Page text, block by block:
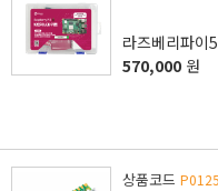
라즈베리파
570,000 원
상품코드